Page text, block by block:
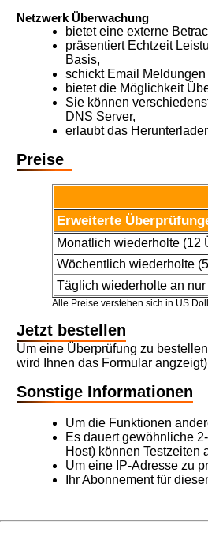
Netzwerk Überwachung
bietet eine externe
präsentiert Echtzeit
Basis,
schickt Email
bietet die Möglichkeit
Sie können
DNS Server,
erlaubt das
Preise
Erweiterte
Monatlich wiederholte (12
Wöchentlich wiederholte
Täglich wiederholte an
Alle Preise verstehen sich in US
Jetzt bestellen
Um eine Überprüfung zu
wird Ihnen das Formular
Sonstige Informationen
Um die Funktionen
Es dauert gewöhnliche
Host) können Testzeiten
Um eine IP-Adresse zu
Ihr Abonnement für